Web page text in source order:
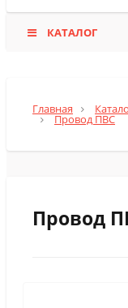
КАТАЛОГ
Главная
Провод ПВС
Провод